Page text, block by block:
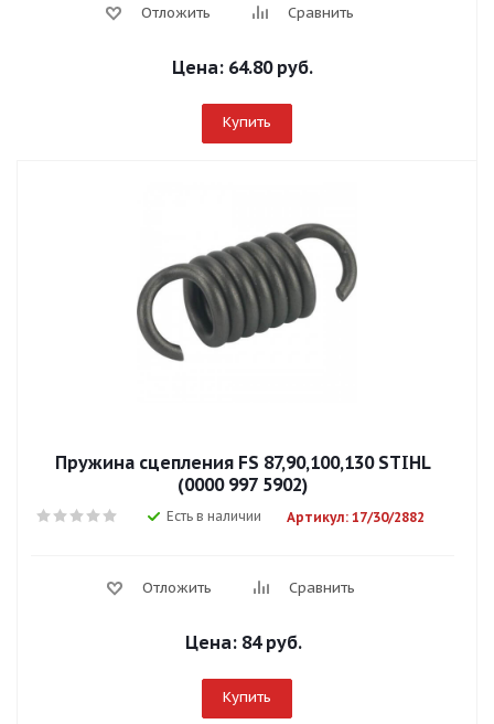
Отложить Сравнить
Цена: 64.80 руб.
Купить
Пружина сцепления FS 87,90,100,130 STIHL
(0000 997 5902)
Есть в наличии Артикул: 17/30/2882
Отложить Сравнить
Цена: 84 руб.
Купить